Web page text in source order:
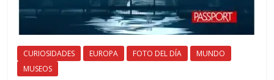
CURIOSIDADES EUROPA FOTO DEL DÍA
MUNDO
MUSEOS